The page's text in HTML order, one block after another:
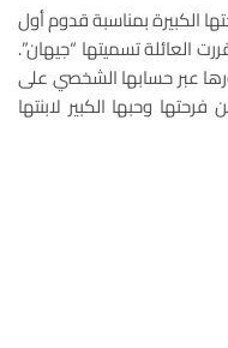
الكبيرة بمناسبة قدوم أول
العائلة تسميتها “جيهان”.
عبر حسابها الشخصي على
وحبها الكبير لابنتها